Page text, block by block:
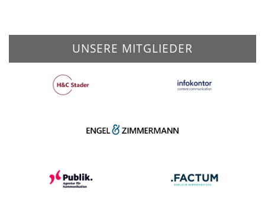
UNSERE MITGLIEDER